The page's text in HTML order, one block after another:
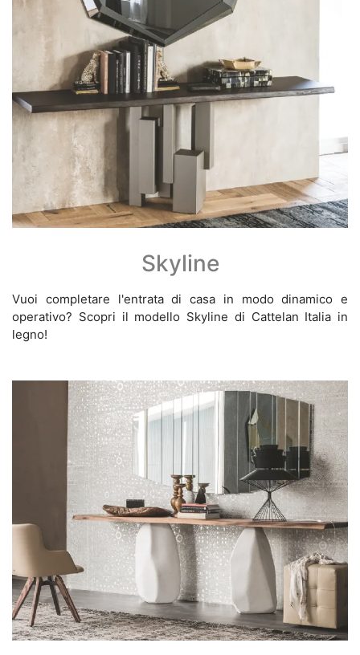
Skyline
Vuoi completare l'entrata di casa in modo dinamico e
operativo? Scopri il modello Skyline di Cattelan Italia in
legno!